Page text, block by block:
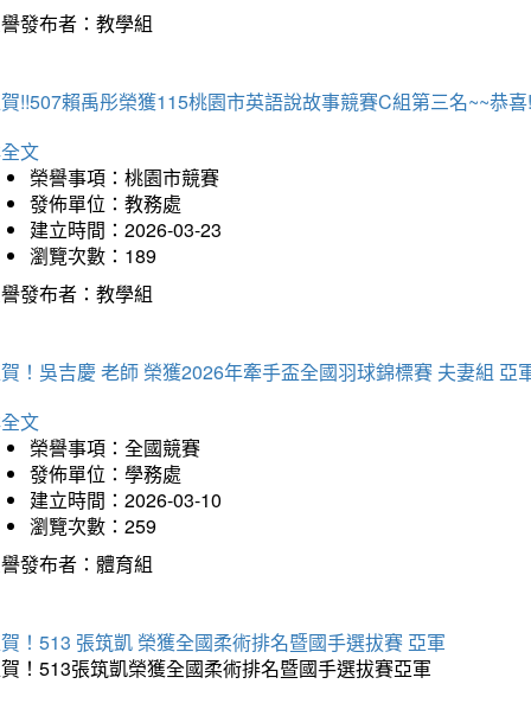
發布者：教學組
!!507賴禹彤榮獲115桃園市英語說故事競賽C組第三名~~恭喜
文
榮譽事項：桃園市競賽
發佈單位：教務處
建立時間：2026-03-23
瀏覽次數：189
發布者：教學組
！吳吉慶 老師 榮獲2026年牽手盃全國羽球錦標賽 夫妻組 亞
文
榮譽事項：全國競賽
發佈單位：學務處
建立時間：2026-03-10
瀏覽次數：259
發布者：體育組
！513 張筑凱 榮獲全國柔術排名暨國手選拔賽 亞軍
！513張筑凱榮獲全國柔術排名暨國手選拔賽亞軍